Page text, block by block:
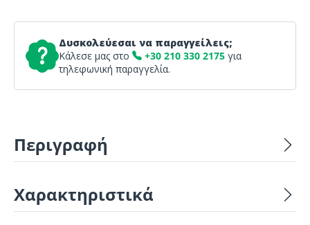
Δυσκολεύεσαι να παραγγείλεις;
Κάλεσε μας στο
+30 210 330 2175 για
τηλεφωνική παραγγελία.
Περιγραφή
Χαρακτηριστικά